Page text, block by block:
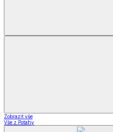
Zobrazit vše
Vše z Potahy